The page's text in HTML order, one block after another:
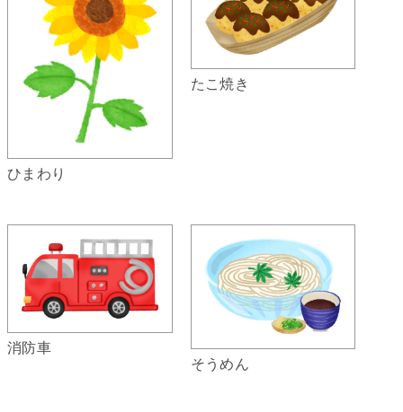
ひまわり
たこ焼き
消防車
そうめん